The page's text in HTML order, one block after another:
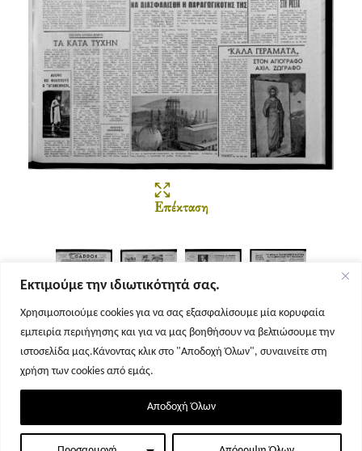
Εκτιμούμε την ιδιωτικότητά σας.
Χρησιμοποιούμε cookies για να σας εξασφαλίσουμε μία κορυφαία
εμπειρία περιήγησης και για να μας βοηθήσουν να βελτιώσουμε την
ιστοσελίδα μας.Κάνοντας κλικ στο "Αποδοχή Όλων", συναινείτε στη
χρήση των cookies από εμάς.
Αποδοχή Όλων
Επέκταση
Σελίδα 1 Σελίδα 2 Σελίδα 3 Σελίδα 4